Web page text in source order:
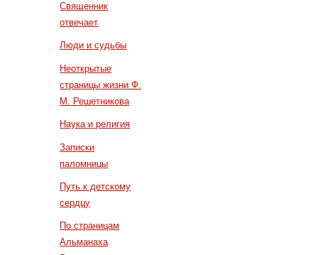
Священник
отвечает
Люди и судьбы
Неоткрытые
страницы жизни Ф.
М. Решетникова
Наука и религия
Записки
паломницы
Путь к детскому
сердцу
По страницам
Альманаха